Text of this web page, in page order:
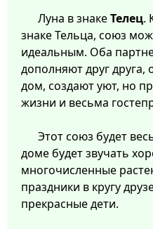
Луна в знакеТелец.
знаке Тельца, союз
идеальным. Оба
дополняют друг друга,
дом, создают уют, но
жизни и весьма
Этот союз будет
доме будет звучать
многочисленные
праздники в кругу
прекрасные дети.